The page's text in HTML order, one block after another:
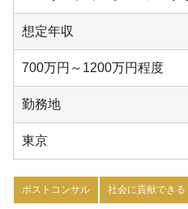
想定年収
700万円～1200万円程度
勤務地
東京
ポストコンサル 社会に貢献できる